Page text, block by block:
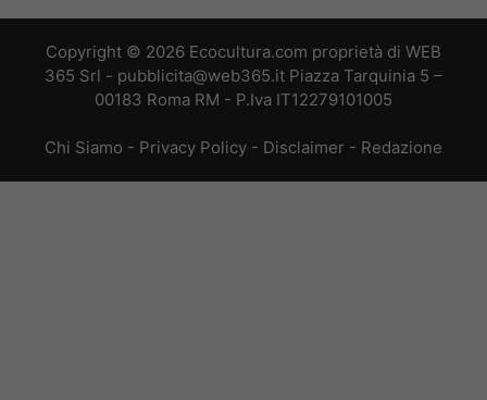
Copyright © 2026 Ecocultura.com proprietà di WEB
365 Srl - pubblicita@web365.it Piazza Tarquinia 5 –
00183 Roma RM - P.Iva IT12279101005
Chi Siamo - Privacy Policy - Disclaimer - Redazione